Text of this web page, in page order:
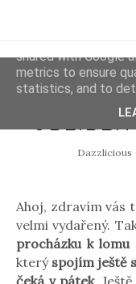
Dazzlicious
Ahoj, zdravím vás
velmi vydařený.
procházku k lomu
který spojím ještě
čeká v pátek.
This site uses
shared with Google
metrics to ensure
statistics, and to